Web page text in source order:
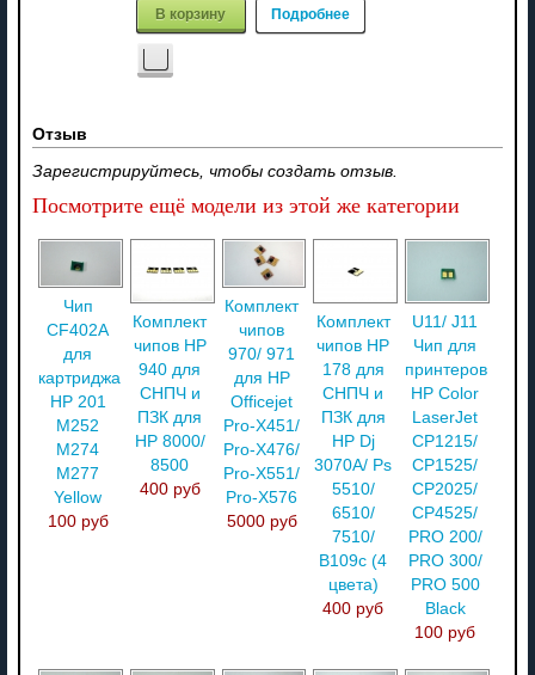
В корзину Подробнее
Отзыв
Зарегистрируйтесь, чтобы создать отзыв.
Посмотрите ещё модели из этой же категории
Чип
CF402A
для
картриджа
HP 201
M252
M274
M277
Yellow
100 руб
Комплект
чипов HP
940 для
СНПЧ и
ПЗК для
HP 8000/
8500
400 руб
Комплект
чипов
970/ 971
для HP
Officejet
Pro-X451/
Pro-X476/
Pro-X551/
Pro-X576
5000 руб
Комплект
чипов HP
178 для
СНПЧ и
ПЗК для
HP Dj
3070A/ Ps
5510/
6510/
7510/
B109c (4
цвета)
400 руб
U11/ J11
Чип для
принтеров
HP Color
LaserJet
CP1215/
CP1525/
CP2025/
CP4525/
PRO 200/
PRO 300/
PRO 500
Black
100 руб